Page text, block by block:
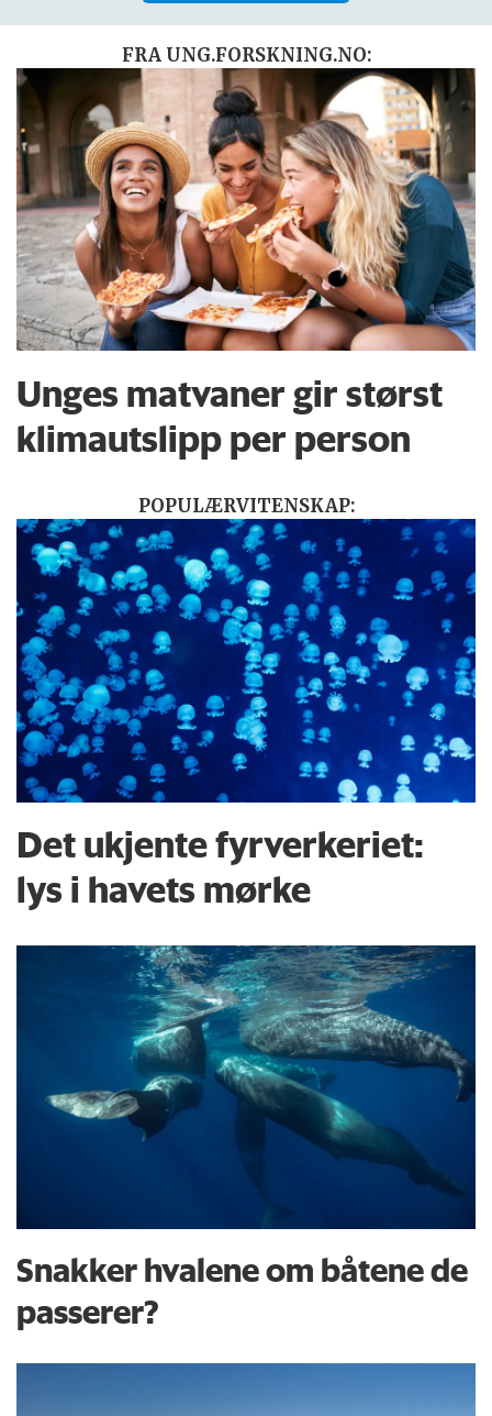
FRA UNG.FORSKNING.NO:
Unges matvaner gir størst
klimautslipp per person
POPULÆRVITENSKAP:
Det ukjente fyrverkeriet:
lys i havets mørke
Snakker hvalene om båtene de
passerer?